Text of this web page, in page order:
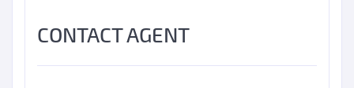
CONTACT AGENT